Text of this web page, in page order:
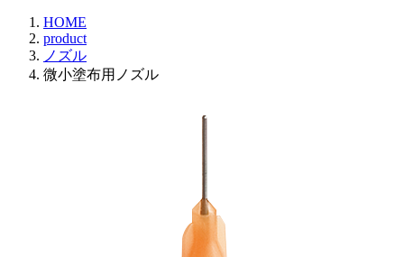
HOME
product
ノズル
微小塗布用ノズル